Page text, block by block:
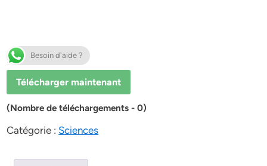
Besoin d'aide ?
Télécharger maintenant
(Nombre de téléchargements - 0)
Catégorie : Sciences